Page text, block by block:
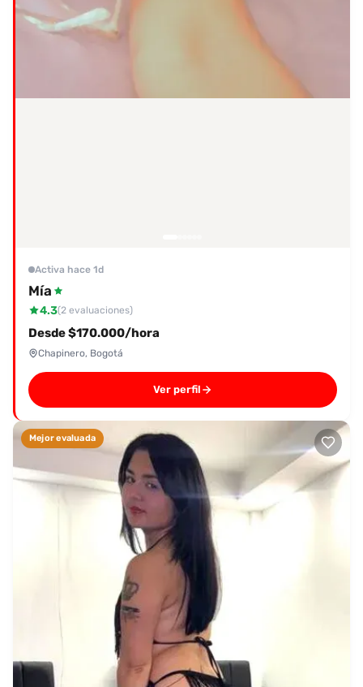
Activa hace 1d
Mía
4.3(2 evaluaciones)
Desde $170.000/hora
Chapinero, Bogotá
Ver perfil
Mejor evaluada